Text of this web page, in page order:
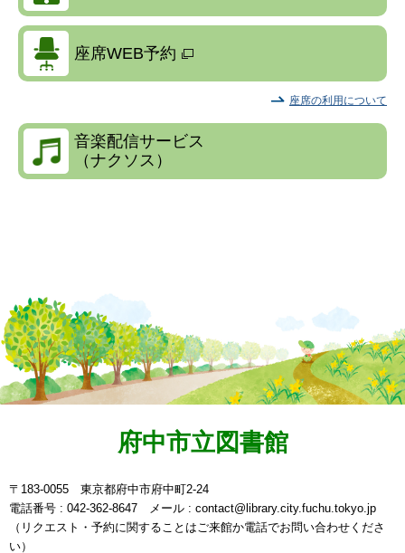
座席WEB予約
座席の利用について
音楽配信サービス
（ナクソス）
府中市立図書館
〒183-0055 東京都府中市府中町2-24
電話番号 : 042-362-8647 メール : contact@library.city.fuchu.tokyo.jp
（リクエスト・予約に関することはご来館か電話でお問い合わせくださ
い）